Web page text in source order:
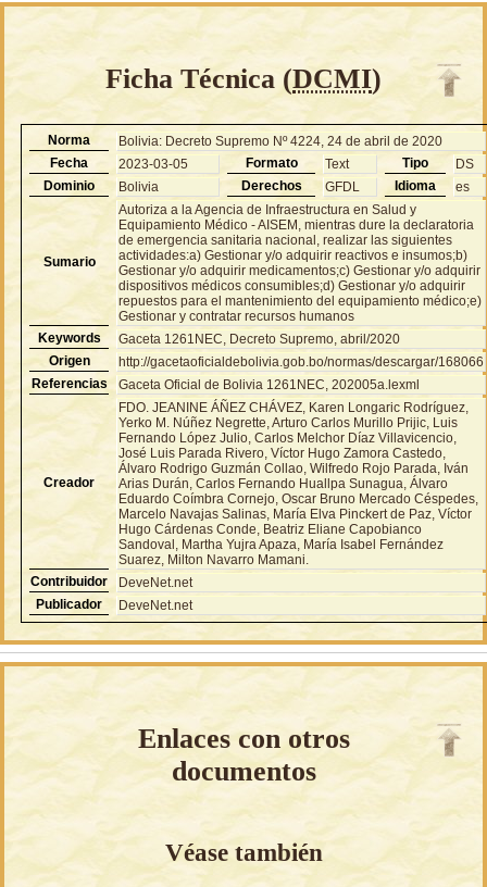
Ficha Técnica (DCMI)
Norma
Bolivia: Decreto Supremo Nº 4224, 24 de abril de 2020
Fecha
2023-03-05 Formato Text Tipo
DS
Dominio
Bolivia Derechos GFDL Idioma es
Sumario
Autoriza a la Agencia de Infraestructura en Salud y
Equipamiento Médico - AISEM, mientras dure la declaratoria
de emergencia sanitaria nacional, realizar las siguientes
actividades:a) Gestionar y/o adquirir reactivos e insumos;b)
Gestionar y/o adquirir medicamentos;c) Gestionar y/o adquirir
dispositivos médicos consumibles;d) Gestionar y/o adquirir
repuestos para el mantenimiento del equipamiento médico;e)
Gestionar y contratar recursos humanos
Keywords
Gaceta 1261NEC, Decreto Supremo, abril/2020
Origen
http://gacetaoficialdebolivia.gob.bo/normas/descargar/168066
Referencias
Gaceta Oficial de Bolivia 1261NEC, 202005a.lexml
Creador
FDO. JEANINE ÁÑEZ CHÁVEZ, Karen Longaric Rodríguez,
Yerko M. Núñez Negrette, Arturo Carlos Murillo Prijic, Luis
Fernando López Julio, Carlos Melchor Díaz Villavicencio,
José Luis Parada Rivero, Víctor Hugo Zamora Castedo,
Álvaro Rodrigo Guzmán Collao, Wilfredo Rojo Parada, Iván
Arias Durán, Carlos Fernando Huallpa Sunagua, Álvaro
Eduardo Coímbra Cornejo, Oscar Bruno Mercado Céspedes,
Marcelo Navajas Salinas, María Elva Pinckert de Paz, Víctor
Hugo Cárdenas Conde, Beatriz Eliane Capobianco
Sandoval, Martha Yujra Apaza, María Isabel Fernández
Suarez, Milton Navarro Mamani.
Contribuidor
DeveNet.net
Publicador
DeveNet.net
Enlaces con otros
documentos
Véase también